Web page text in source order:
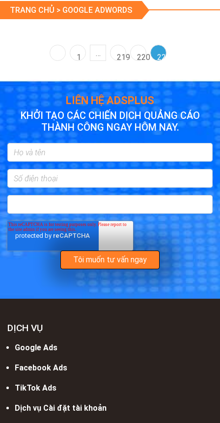
TRANG CHỦ > GOOGLE ADWORDS
1 … 219 220 221
LIÊN HỆ ADSPLUS
KHỞI TẠO CÁC CHIẾN DỊCH QUẢNG CÁO
THÀNH CÔNG NGAY HÔM NAY.
DỊCH VỤ
Google Ads
Facebook Ads
TikTok Ads
Dịch vụ Cài đặt tài khoản